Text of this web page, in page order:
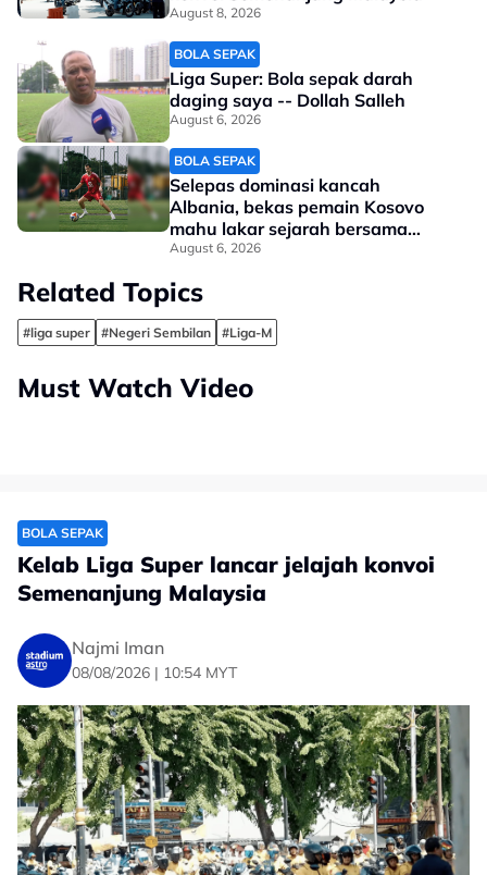
August 8, 2026
BOLA SEPAK
Liga Super: Bola sepak darah
daging saya -- Dollah Salleh
August 6, 2026
BOLA SEPAK
Selepas dominasi kancah
Albania, bekas pemain Kosovo
mahu lakar sejarah bersama
Selangor
August 6, 2026
Related Topics
#liga super #Negeri Sembilan #Liga-M
Must Watch Video
BOLA SEPAK
Kelab Liga Super lancar jelajah konvoi
Semenanjung Malaysia
Najmi Iman
08/08/2026 | 10:54 MYT